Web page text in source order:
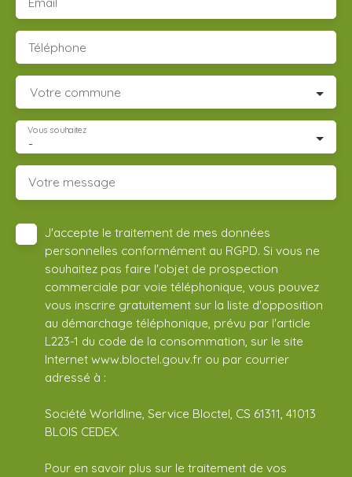
Téléphone
Votre commune
-
Vous souhaitez
Votre message
J'accepte le traitement de mes données
personnelles conformément au RGPD. Si vous ne
souhaitez pas faire l'objet de prospection
commerciale par voie téléphonique, vous pouvez
vous inscrire gratuitement sur la liste d'opposition
au démarchage téléphonique, prévu par l'article
L223-1 du code de la consommation, sur le site
Internet www.bloctel.gouv.fr ou par courrier
adressé à :
Société Worldline, Service Bloctel, CS 61311, 41013
BLOIS CEDEX.
Pour en savoir plus sur le traitement de vos